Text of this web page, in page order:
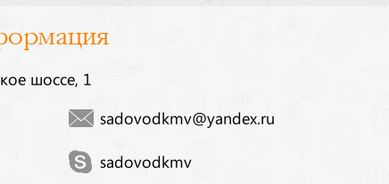
шоссе, 1
sadovodkmv@yandex.ru
sadovodkmv